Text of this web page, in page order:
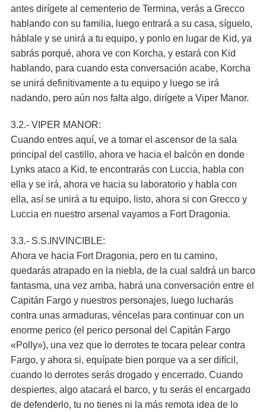
antes dirígete al cementerio de Termina, verás a Grecco
hablando con su familia, luego entrará a su casa, síguelo,
háblale y se unirá a tu equipo, y ponlo en lugar de Kid, ya
sabrás porqué, ahora ve con Korcha, y estará con Kid
hablando, para cuando esta conversación acabe, Korcha
se unirá definitivamente a tu equipo y luego se irá
nadando, pero aún nos falta algo, dirígete a Viper Manor.
3.2.- VIPER MANOR:
Cuando entres aquí, ve a tomar el ascensor de la sala
principal del castillo, ahora ve hacia el balcón en donde
Lynks ataco a Kid, te encontrarás con Luccia, habla con
ella y se irá, ahora ve hacia su laboratorio y habla con
ella, así se unirá a tu equipo, listo, ahora si con Grecco y
Luccia en nuestro arsenal vayamos a Fort Dragonia.
3.3.- S.S.INVINCIBLE:
Ahora ve hacia Fort Dragonia, pero en tu camino,
quedarás atrapado en la niebla, de la cual saldrá un barco
fantasma, una vez arriba, habrá una conversación entre el
Capitán Fargo y nuestros personajes, luego lucharás
contra unas armaduras, véncelas para continuar con un
enorme perico (el perico personal del Capitán Fargo
«Polly»), una vez que lo derrotes te tocara pelear contra
Fargo, y ahora si, equípate bien porque va a ser difícil,
cuando lo derrotes serás drogado y encerrado. Cuando
despiertes, algo atacará el barco, y tu serás el encargado
de defenderlo, tu no tienes ni la más remota idea de lo